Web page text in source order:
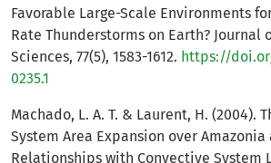
Favorable Large-Scale Environments
Rate Thunderstorms on Earth? Journal
Sciences, 77(5), 1583-1612. https://
0235.1
Machado, L. A. T. & Laurent, H. (2004).
System Area Expansion over Amazonia
Relationships with Convective System